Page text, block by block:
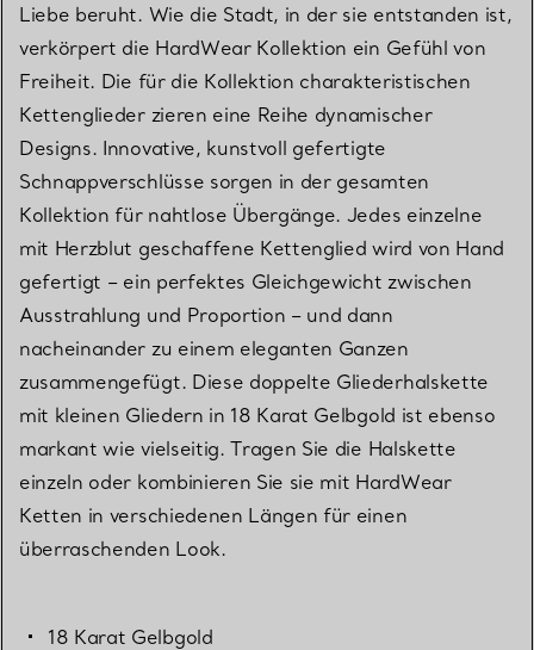
Liebe beruht. Wie die Stadt, in der sie entstanden ist,
verkörpert die HardWear Kollektion ein Gefühl von
Freiheit. Die für die Kollektion charakteristischen
Kettenglieder zieren eine Reihe dynamischer
Designs. Innovative, kunstvoll gefertigte
Schnappverschlüsse sorgen in der gesamten
Kollektion für nahtlose Übergänge. Jedes einzelne
mit Herzblut geschaffene Kettenglied wird von Hand
gefertigt – ein perfektes Gleichgewicht zwischen
Ausstrahlung und Proportion – und dann
nacheinander zu einem eleganten Ganzen
zusammengefügt. Diese doppelte Gliederhalskette
mit kleinen Gliedern in 18 Karat Gelbgold ist ebenso
markant wie vielseitig. Tragen Sie die Halskette
einzeln oder kombinieren Sie sie mit HardWear
Ketten in verschiedenen Längen für einen
überraschenden Look.
18 Karat Gelbgold